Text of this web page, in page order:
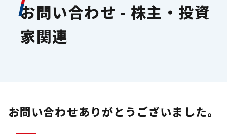
お問い合わせ - 株主・投資
家関連
お問い合わせありがとうございました。